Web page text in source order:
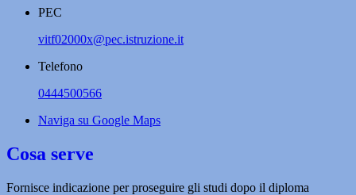
PEC
vitf02000x@pec.istruzione.it
Telefono
0444500566
Naviga su Google Maps
Cosa serve
Fornisce indicazione per proseguire gli studi dopo il diploma